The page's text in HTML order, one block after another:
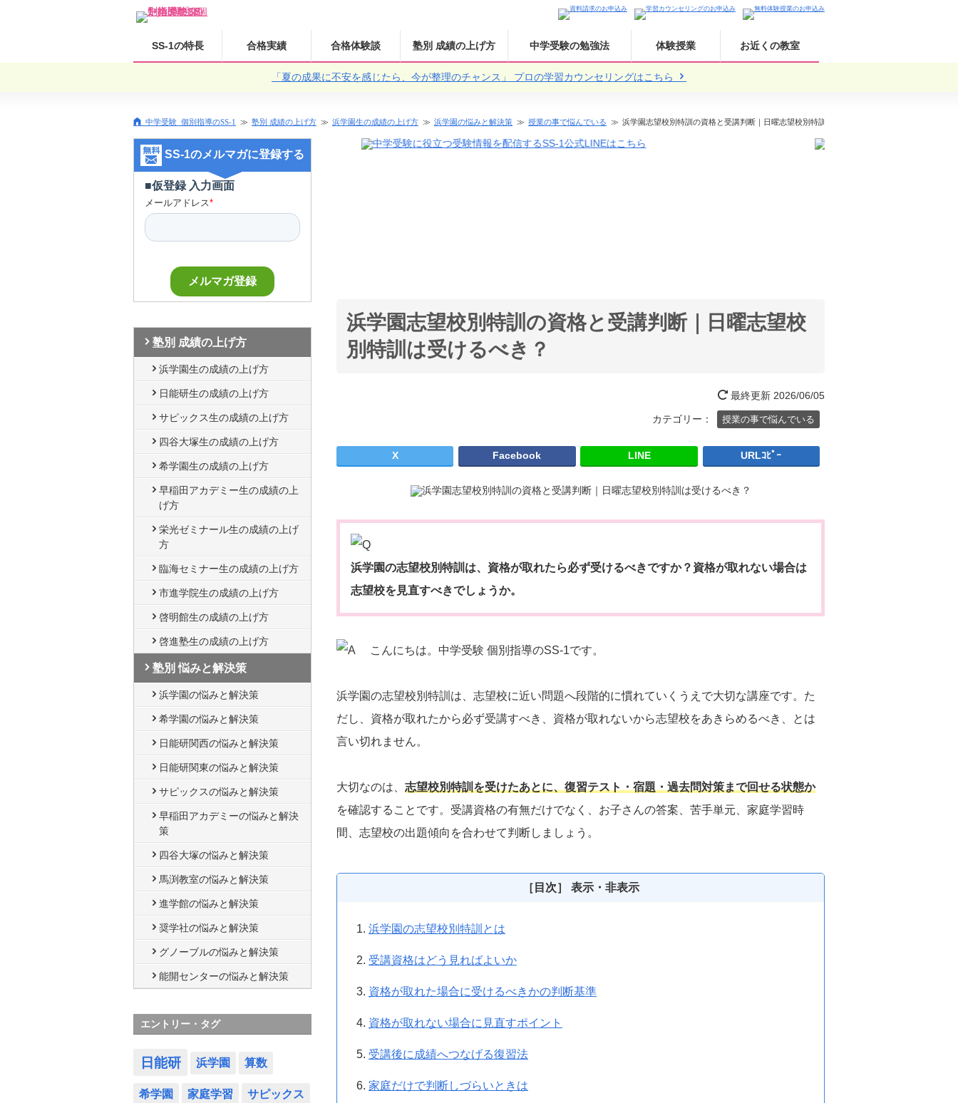
SS-1の特長 合格実績 合格体験談 塾別 成績の上げ方 中学受験の勉強法 体験授業 お近くの教室
「夏の成果に不安を感じたら、今が整理のチャンス」 プロの学習カウンセリングはこちら
中学受験 個別指導のSS-1 塾別 成績の上げ方 浜学園生の成績の上げ方 浜学園の悩みと解決策 授業の事で悩んでいる 浜学園志望校別特訓の資格と受講判断｜日曜志望校別特訓は受けるべき？
浜学園志望校別特訓の資格と受講判断｜日曜志望校
別特訓は受けるべき？
最終更新 2026/06/05
カテゴリー： 授業の事で悩んでいる
X Facebook LINE URLｺﾋﾟｰ
浜学園の志望校別特訓は、資格が取れたら必ず受けるべきですか？資格が取れない場合は
志望校を見直すべきでしょうか。
こんにちは。中学受験 個別指導のSS-1です。
浜学園の志望校別特訓は、志望校に近い問題へ段階的に慣れていくうえで大切な講座です。た
だし、資格が取れたから必ず受講すべき、資格が取れないから志望校をあきらめるべき、とは
言い切れません。
大切なのは、 志望校別特訓を受けたあとに、復習テスト・宿題・過去問対策まで回せる状態か
を確認することです。受講資格の有無だけでなく、お子さんの答案、苦手単元、家庭学習時
間、志望校の出題傾向を合わせて判断しましょう。
［目次］ 表示・非表示
浜学園の志望校別特訓とは
受講資格はどう見ればよいか
資格が取れた場合に受けるべきかの判断基準
資格が取れない場合に見直すポイント
受講後に成績へつなげる復習法
家庭だけで判断しづらいときは
SS-1のメルマガに登録する
塾別 成績の上げ方
浜学園生の成績の上げ方
日能研生の成績の上げ方
サピックス生の成績の上げ方
四谷大塚生の成績の上げ方
希学園生の成績の上げ方
早稲田アカデミー生の成績の上
げ方
栄光ゼミナール生の成績の上げ
方
臨海セミナー生の成績の上げ方
市進学院生の成績の上げ方
啓明館生の成績の上げ方
啓進塾生の成績の上げ方
塾別 悩みと解決策
浜学園の悩みと解決策
希学園の悩みと解決策
日能研関西の悩みと解決策
日能研関東の悩みと解決策
サピックスの悩みと解決策
早稲田アカデミーの悩みと解決
策
四谷大塚の悩みと解決策
馬渕教室の悩みと解決策
進学館の悩みと解決策
奨学社の悩みと解決策
グノーブルの悩みと解決策
能開センターの悩みと解決策
エントリー・タグ
日能研 浜学園 算数
希学園 家庭学習 サピックス